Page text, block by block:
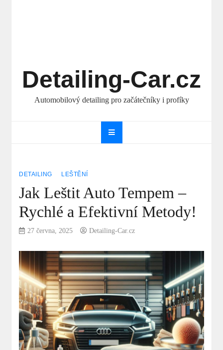
Detailing-Car.cz
Automobilový detailing pro začátečníky i profíky
DETAILING LEŠTĚNÍ
Jak Leštit Auto Tempem –
Rychlé a Efektivní Metody!
27 června, 2025 Detailing-Car.cz